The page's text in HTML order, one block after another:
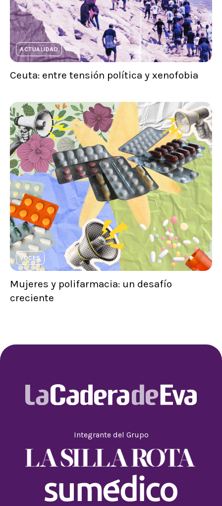
ACTUALIDAD
Ceuta: entre tensión política y xenofobia
VOCES
Mujeres y polifarmacia: un desafío
creciente
Integrante del Grupo